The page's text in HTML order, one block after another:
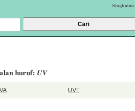
huruf: UV
UVF